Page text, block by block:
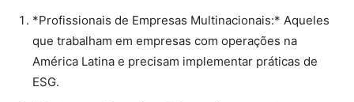
*Profissionais de Empresas Multinacionais:* Aqueles
que trabalham em empresas com operações na
América Latina e precisam implementar práticas de
ESG.